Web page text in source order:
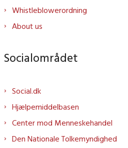
Whistleblowerordning
About us
Socialområdet
Social.dk
Hjælpemiddelbasen
Center mod Menneskehandel
Den Nationale Tolkemyndighed